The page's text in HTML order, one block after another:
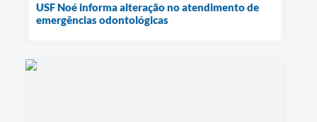
USF Noé informa alteração no atendimento de
emergências odontológicas